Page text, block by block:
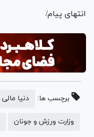
انتهای پیام/
برچسب ها: دنیا مالی
وزارت ورزش و جونان